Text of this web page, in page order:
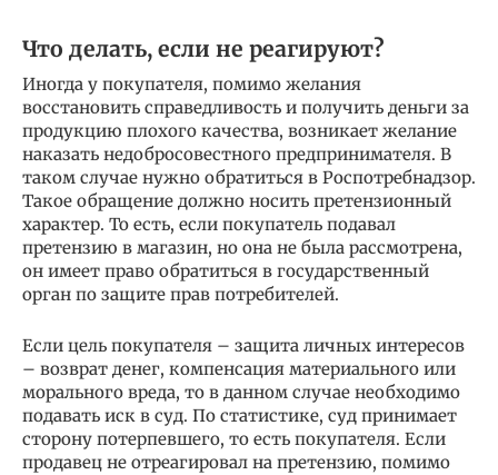
Что делать, если не реагируют?
Иногда у покупателя, помимо желания
восстановить справедливость и получить деньги за
продукцию плохого качества, возникает желание
наказать недобросовестного предпринимателя. В
таком случае нужно обратиться в Роспотребнадзор.
Такое обращение должно носить претензионный
характер. То есть, если покупатель подавал
претензию в магазин, но она не была рассмотрена,
он имеет право обратиться в государственный
орган по защите прав потребителей.
Если цель покупателя – защита личных интересов
– возврат денег, компенсация материального или
морального вреда, то в данном случае необходимо
подавать иск в суд. По статистике, суд принимает
сторону потерпевшего, то есть покупателя. Если
продавец не отреагировал на претензию, помимо